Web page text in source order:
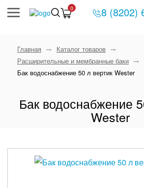
0 8 (8202)
Главная
Каталог товаров
Расширительные и мембранные баки
Бак водоснабжение 50 л вертик Wester
Бак водоснабжение
Wester